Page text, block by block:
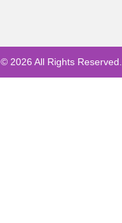
© 2026 All Rights Reserved.